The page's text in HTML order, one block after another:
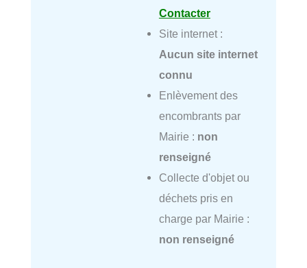
Contacter
Site internet :
Aucun site internet
connu
Enlèvement des
encombrants par
Mairie : non
renseigné
Collecte d'objet ou
déchets pris en
charge par Mairie :
non renseigné